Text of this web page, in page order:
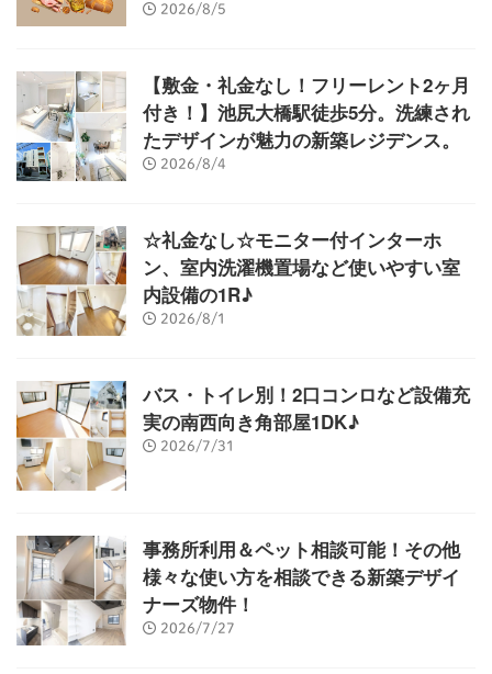
2026/8/5
【敷金・礼金なし！フリーレント2ヶ月
付き！】池尻大橋駅徒歩5分。洗練され
たデザインが魅力の新築レジデンス。
2026/8/4
☆礼金なし☆モニター付インターホ
ン、室内洗濯機置場など使いやすい室
内設備の1R♪
2026/8/1
バス・トイレ別！2口コンロなど設備充
実の南西向き角部屋1DK♪
2026/7/31
事務所利用＆ペット相談可能！その他
様々な使い方を相談できる新築デザイ
ナーズ物件！
2026/7/27